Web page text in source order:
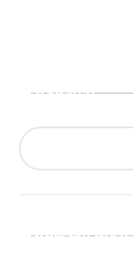
Search
Recent Posts